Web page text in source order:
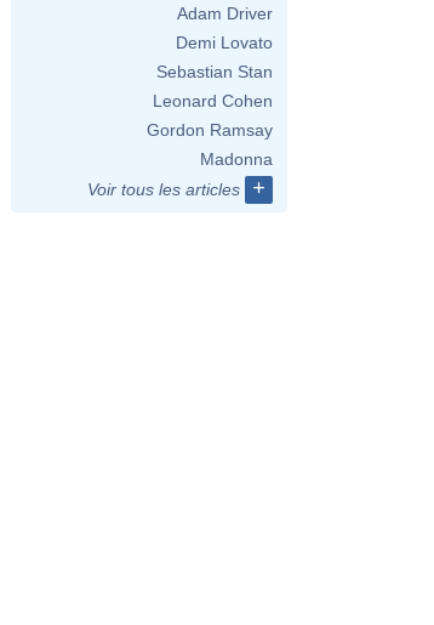
Adam Driver
Demi Lovato
Sebastian Stan
Leonard Cohen
Gordon Ramsay
Madonna
Voir tous les articles
+